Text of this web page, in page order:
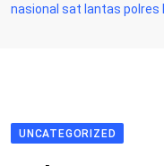
nasional sat lantas polres
UNCATEGORIZED